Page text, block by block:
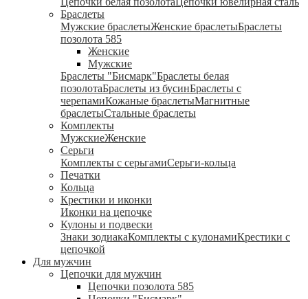
Браслеты
Мужские браслетыЖенские браслетыБраслеты
позолота 585
Женские
Мужские
Браслеты "Бисмарк"Браслеты белая
позолотаБраслеты из бусинБраслеты с
черепамиКожаные браслетыМагнитные
браслетыСтальные браслеты
Комплекты
МужскиеЖенские
Серьги
Комплекты с серьгамиСерьги-кольца
Печатки
Кольца
Крестики и иконки
Иконки на цепочке
Кулоны и подвески
Знаки зодиакаКомплекты с кулонамиКрестики с
цепочкой
Для мужчин
Цепочки для мужчин
Цепочки позолота 585